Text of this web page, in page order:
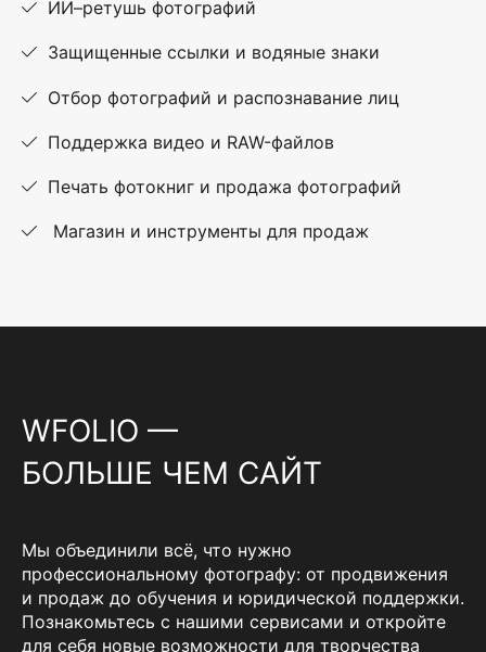
ИИ–ретушь фотографий
Защищенные ссылки и водяные знаки
Отбор фотографий и распознавание лиц
Поддержка видео и RAW-файлов
Печать фотокниг и продажа фотографий
Магазин и инструменты для продаж
WFOLIO —
БОЛЬШЕ ЧЕМ САЙТ
Мы объединили всё, что нужно
профессиональному фотографу: от продвижения
и продаж до обучения и юридической поддержки.
Познакомьтесь с нашими сервисами и откройте
для себя новые возможности для творчества